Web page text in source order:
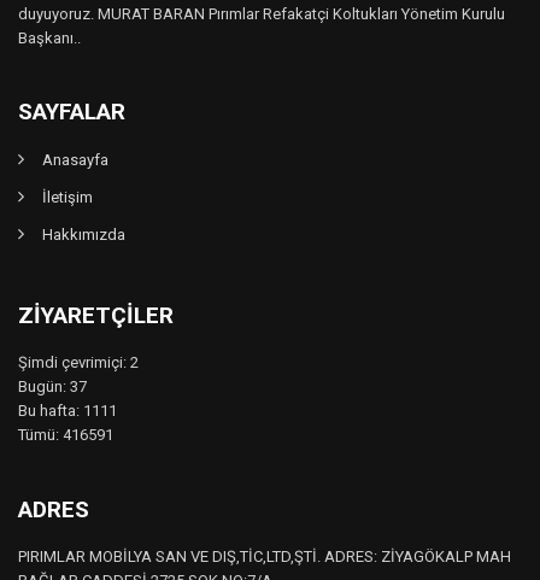
duyuyoruz. MURAT BARAN Pırımlar Refakatçi Koltukları Yönetim Kurulu
Başkanı..
SAYFALAR
Anasayfa
İletişim
Hakkımızda
ZIYARETÇILER
Şimdi çevrimiçi: 2
Bugün: 37
Bu hafta: 1111
Tümü: 416591
ADRES
PIRIMLAR MOBİLYA SAN VE DIŞ,TİC,LTD,ŞTİ. ADRES: ZİYAGÖKALP MAH